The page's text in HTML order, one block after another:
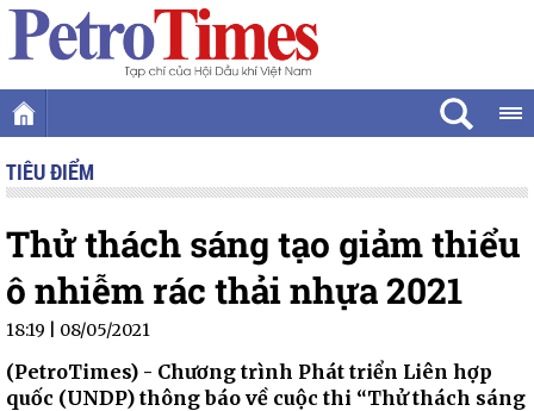
TIÊU ĐIỂM
Thử thách sáng tạo giảm thiểu
ô nhiễm rác thải nhựa 2021
18:19 | 08/05/2021
(PetroTimes) - Chương trình Phát triển Liên hợp
quốc (UNDP) thông báo về cuộc thi “Thử thách sáng